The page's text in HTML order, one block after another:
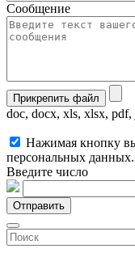
Сообщение
Прикрепить файл
doc, docx, xls, xlsx,
Нажимая кнопку
персональных данных.
Введите число
Отправить